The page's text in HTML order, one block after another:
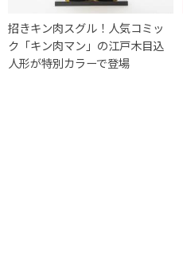
招きキン肉スグル！人気コミッ
ク「キン肉マン」の江戸木目込
人形が特別カラーで登場